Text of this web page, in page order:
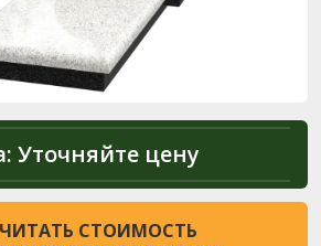
Уточняйте цену
СТОИМОСТЬ